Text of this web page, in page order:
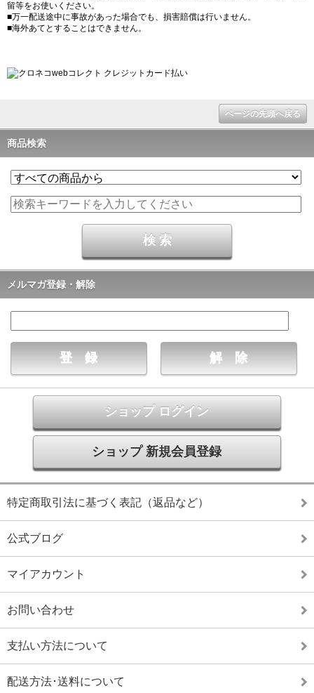
留等をお使いください。
■万一配送途中に事故があった場合でも、損害賠償は行いません。
■海外あてとすることはできません。
ページの先頭へ戻る
商品検索
メルマガ登録・解除
ショップ ログイン
ショップ 新規会員登録
特定商取引法に基づく表記（返品など）
公式ブログ
マイアカウント
お問い合わせ
支払い方法について
配送方法･送料について